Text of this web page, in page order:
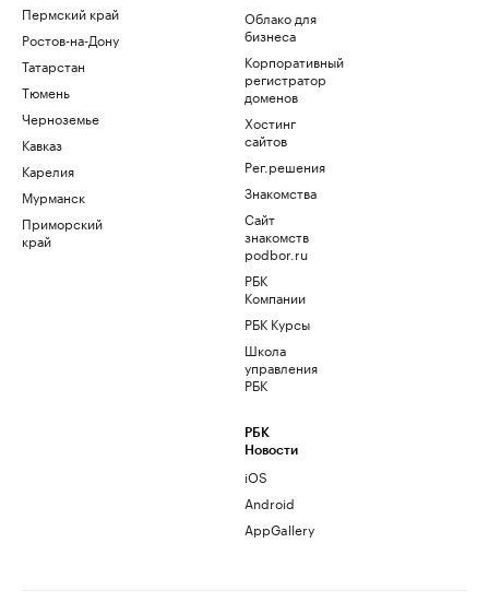
Пермский край
Ростов-на-Дону
Татарстан
Тюмень
Черноземье
Кавказ
Карелия
Мурманск
Приморский
край
Облако для
бизнеса
Корпоративный
регистратор
доменов
Хостинг
сайтов
Рег.решения
Знакомства
Сайт
знакомств
podbor.ru
РБК
Компании
РБК Курсы
Школа
управления
РБК
РБК
Новости
iOS
Android
AppGallery